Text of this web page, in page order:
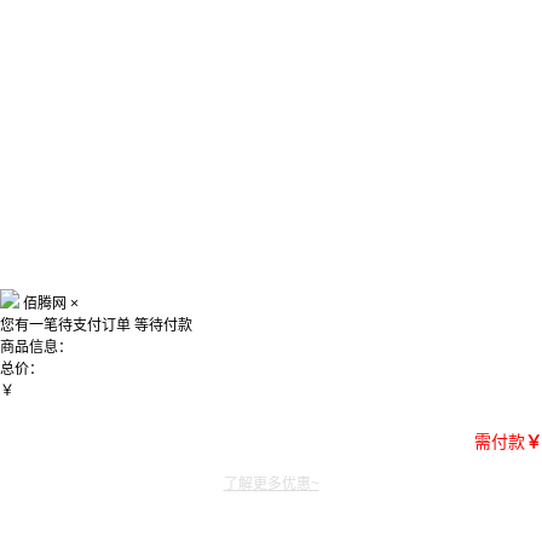
佰腾网 ×
您有一笔待支付订单 等待付款
商品信息：
总价：
￥
需付款￥
了解更多优惠~